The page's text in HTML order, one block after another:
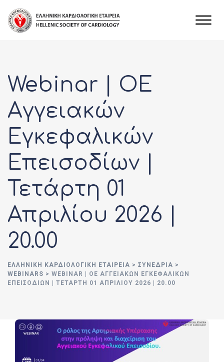
Webinar | OE
Αγγειακών
Εγκεφαλικών
Επεισοδίων |
Τετάρτη 01
Απριλίου 2026 |
20.00
ΕΛΛΗΝΙΚΉ ΚΑΡΔΙΟΛΟΓΙΚΉ ΕΤΑΙΡΕΊΑ > ΣΥΝΈΔΡΙΑ >
WEBINARS > WEBINAR | OE ΑΓΓΕΙΑΚΏΝ ΕΓΚΕΦΑΛΙΚΏΝ
ΕΠΕΙΣΟΔΊΩΝ | ΤΕΤΆΡΤΗ 01 ΑΠΡΙΛΊΟΥ 2026 | 20.00